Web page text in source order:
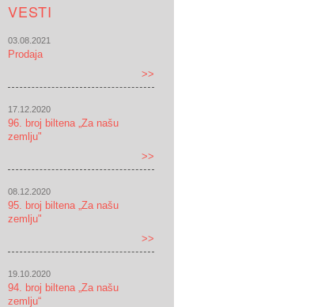
VESTI
03.08.2021
Prodaja
>>
17.12.2020
96. broj biltena „Za našu
zemlju"
>>
08.12.2020
95. broj biltena „Za našu
zemlju"
>>
19.10.2020
94. broj biltena „Za našu
zemlju“